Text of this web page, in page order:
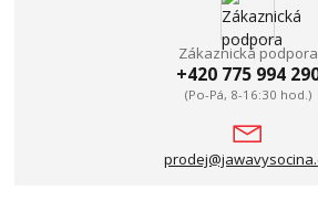
Zákaznická podpora
+420 775 994
(Po-Pá, 8-16:30 hod.)